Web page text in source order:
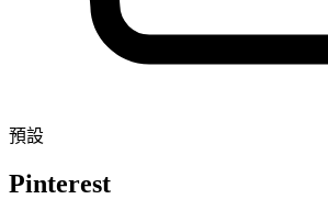
預設
Pinterest